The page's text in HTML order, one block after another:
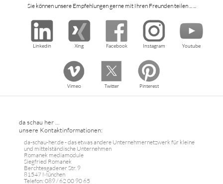
Sie können unsere Empfehlungen gerne mit Ihren Freunden teilen ... ...
Linkedin Xing Facebook Instagram Youtube
Vimeo Twitter Pinterest
da schau her ...
unsere Kontaktinformationen:
da-schau-her.de - das etwas andere Unternehmernetzwerk für kleine
und mittelständische Unternehmen
Romanek mediamodule
Siegfried Romanek
Berchtesgadener Str. 9
81547 München
Telefon: 089 / 62 00 90 65